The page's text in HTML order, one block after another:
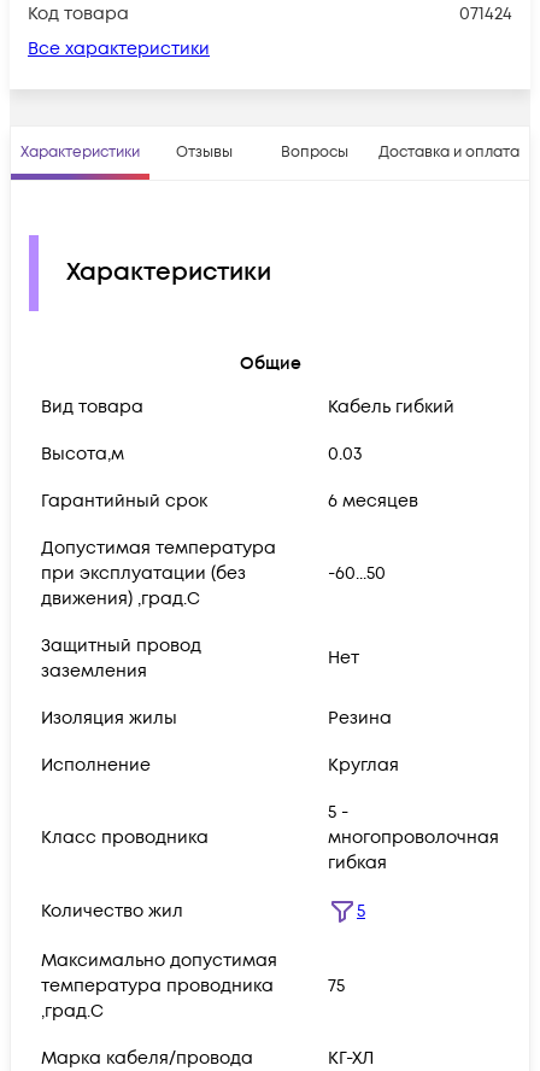
Код товара
071424
Все характеристики
Характеристики Отзывы Вопросы Доставка и оплата
Характеристики
Общие
Вид товара
Кабель гибкий
Высота,м 0.03
Гарантийный срок 6 месяцев
Допустимая температура
при эксплуатации (без
движения) ,град.C
-60...50
Защитный провод
заземления
Нет
Изоляция жилы Резина
Исполнение Круглая
Класс проводника
5 -
многопроволочная
гибкая
Количество жил 5
Максимально допустимая
температура проводника
,град.C
75
Марка кабеля/провода КГ-ХЛ